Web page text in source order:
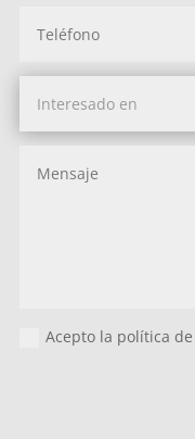
Acepto la política